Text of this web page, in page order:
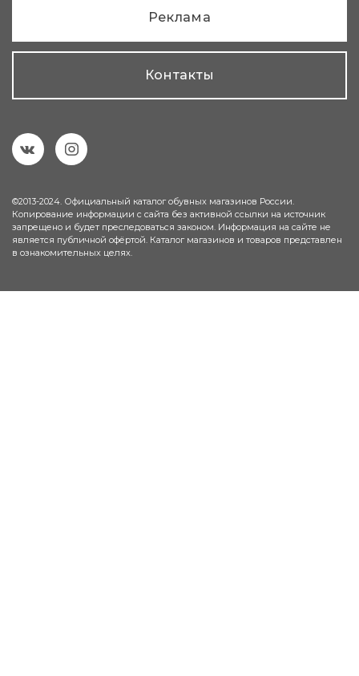
Реклама
Контакты
©2013-2024. Официальный каталог обувных магазинов России.
Копирование информации с сайта без активной ссылки на источник
запрещено и будет преследоваться законом. Информация на сайте не
является публичной офёртой. Каталог магазинов и товаров представлен
в ознакомительных целях.